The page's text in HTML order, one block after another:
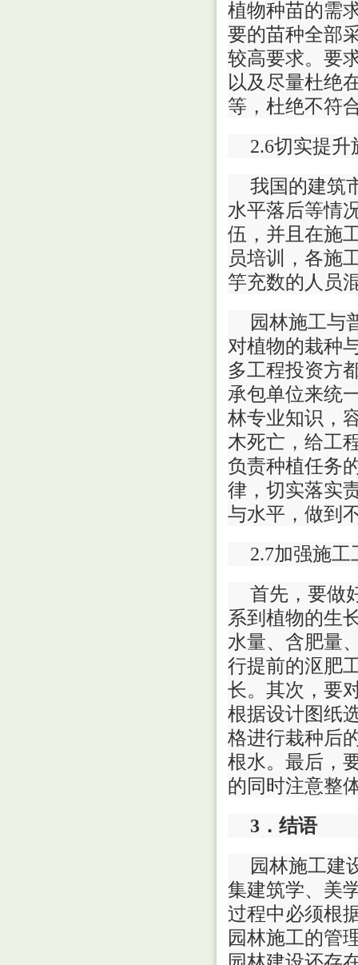
植物种苗的需
要的苗种全部
较高要求。要
以及尽量杜绝
等，杜绝不符
2.6切实提
我国的建筑
水平落后等情
伍，并且在施
员培训，各施
竽充数的人员
园林施工与
对植物的栽种
多工程投资方
承包单位来统
林专业知识，
木死亡，给工
负责种植任务
律，切实落实
与水平，做到
2.7加强施
首先，要做
系到植物的生
水量、含肥量
行提前的沤肥
长。其次，要
根据设计图纸
格进行栽种后
根水。最后，
的同时注意整
3．结语
园林施工建
集建筑学、美
过程中必须根
园林施工的管